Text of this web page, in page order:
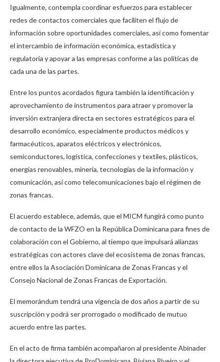
Igualmente, contempla coordinar esfuerzos para establecer
redes de contactos comerciales que faciliten el flujo de
información sobre oportunidades comerciales, así como fomentar
el intercambio de información económica, estadística y
regulatoria y apoyar a las empresas conforme a las políticas de
cada una de las partes.
Entre los puntos acordados figura también la identificación y
aprovechamiento de instrumentos para atraer y promover la
inversión extranjera directa en sectores estratégicos para el
desarrollo económico, especialmente productos médicos y
farmacéuticos, aparatos eléctricos y electrónicos,
semiconductores, logística, confecciones y textiles, plásticos,
energías renovables, minería, tecnologías de la información y
comunicación, así como telecomunicaciones bajo el régimen de
zonas francas.
El acuerdo establece, además, que el MICM fungirá como punto
de contacto de la WFZO en la República Dominicana para fines de
colaboración con el Gobierno, al tiempo que impulsará alianzas
estratégicas con actores clave del ecosistema de zonas francas,
entre ellos la Asociación Dominicana de Zonas Francas y el
Consejo Nacional de Zonas Francas de Exportación.
El memorándum tendrá una vigencia de dos años a partir de su
suscripción y podrá ser prorrogado o modificado de mutuo
acuerdo entre las partes.
En el acto de firma también acompañaron al presidente Abinader